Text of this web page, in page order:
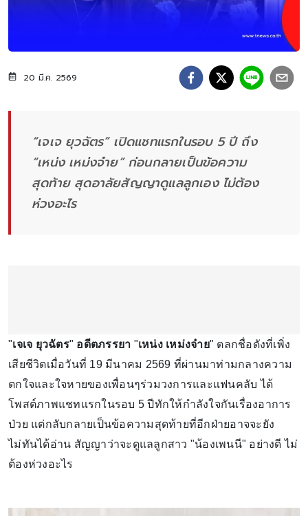
20 มี.ค. 2569
“เจเจ ยุวฉัตร” เปิดแชทแรกในรอบ 5 ปี ถึง
“เหน่ง เหม่งจ๋าย” ก่อนกลายเป็นข้อความ
สุดท้าย สุดอาลัยสัญญาดูแลลูกเอง ไม่ต้อง
ห่วงอะไร
"เจเจ ยุวฉัตร" อดีตภรรยา "เหน่ง เหม่งจ๋าย" ตลกชื่อดังที่เพิ่ง
เสียชีวิตเมื่อวันที่ 19 มีนาคม 2569 ที่ผ่านมาท่ามกลางความ
ตกใจและใจหายของเพื่อนๆร่วมวงการและแฟนคลับ ได้
โพสต์ภาพแชทแรกในรอบ 5 ปีทักให้กำลังใจกันเรื่องอาการ
ป่วย แต่กลับกลายเป็นข้อความสุดท้ายที่อีกฝ่ายอาจจะยัง
ไม่ทันได้อ่าน สัญญาว่าจะดูแลลูกสาว "น้องเพนนี" อย่างดี ไม่
ต้องห่วงอะไร